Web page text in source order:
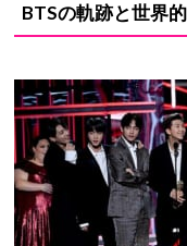
BTSの軌跡と世界